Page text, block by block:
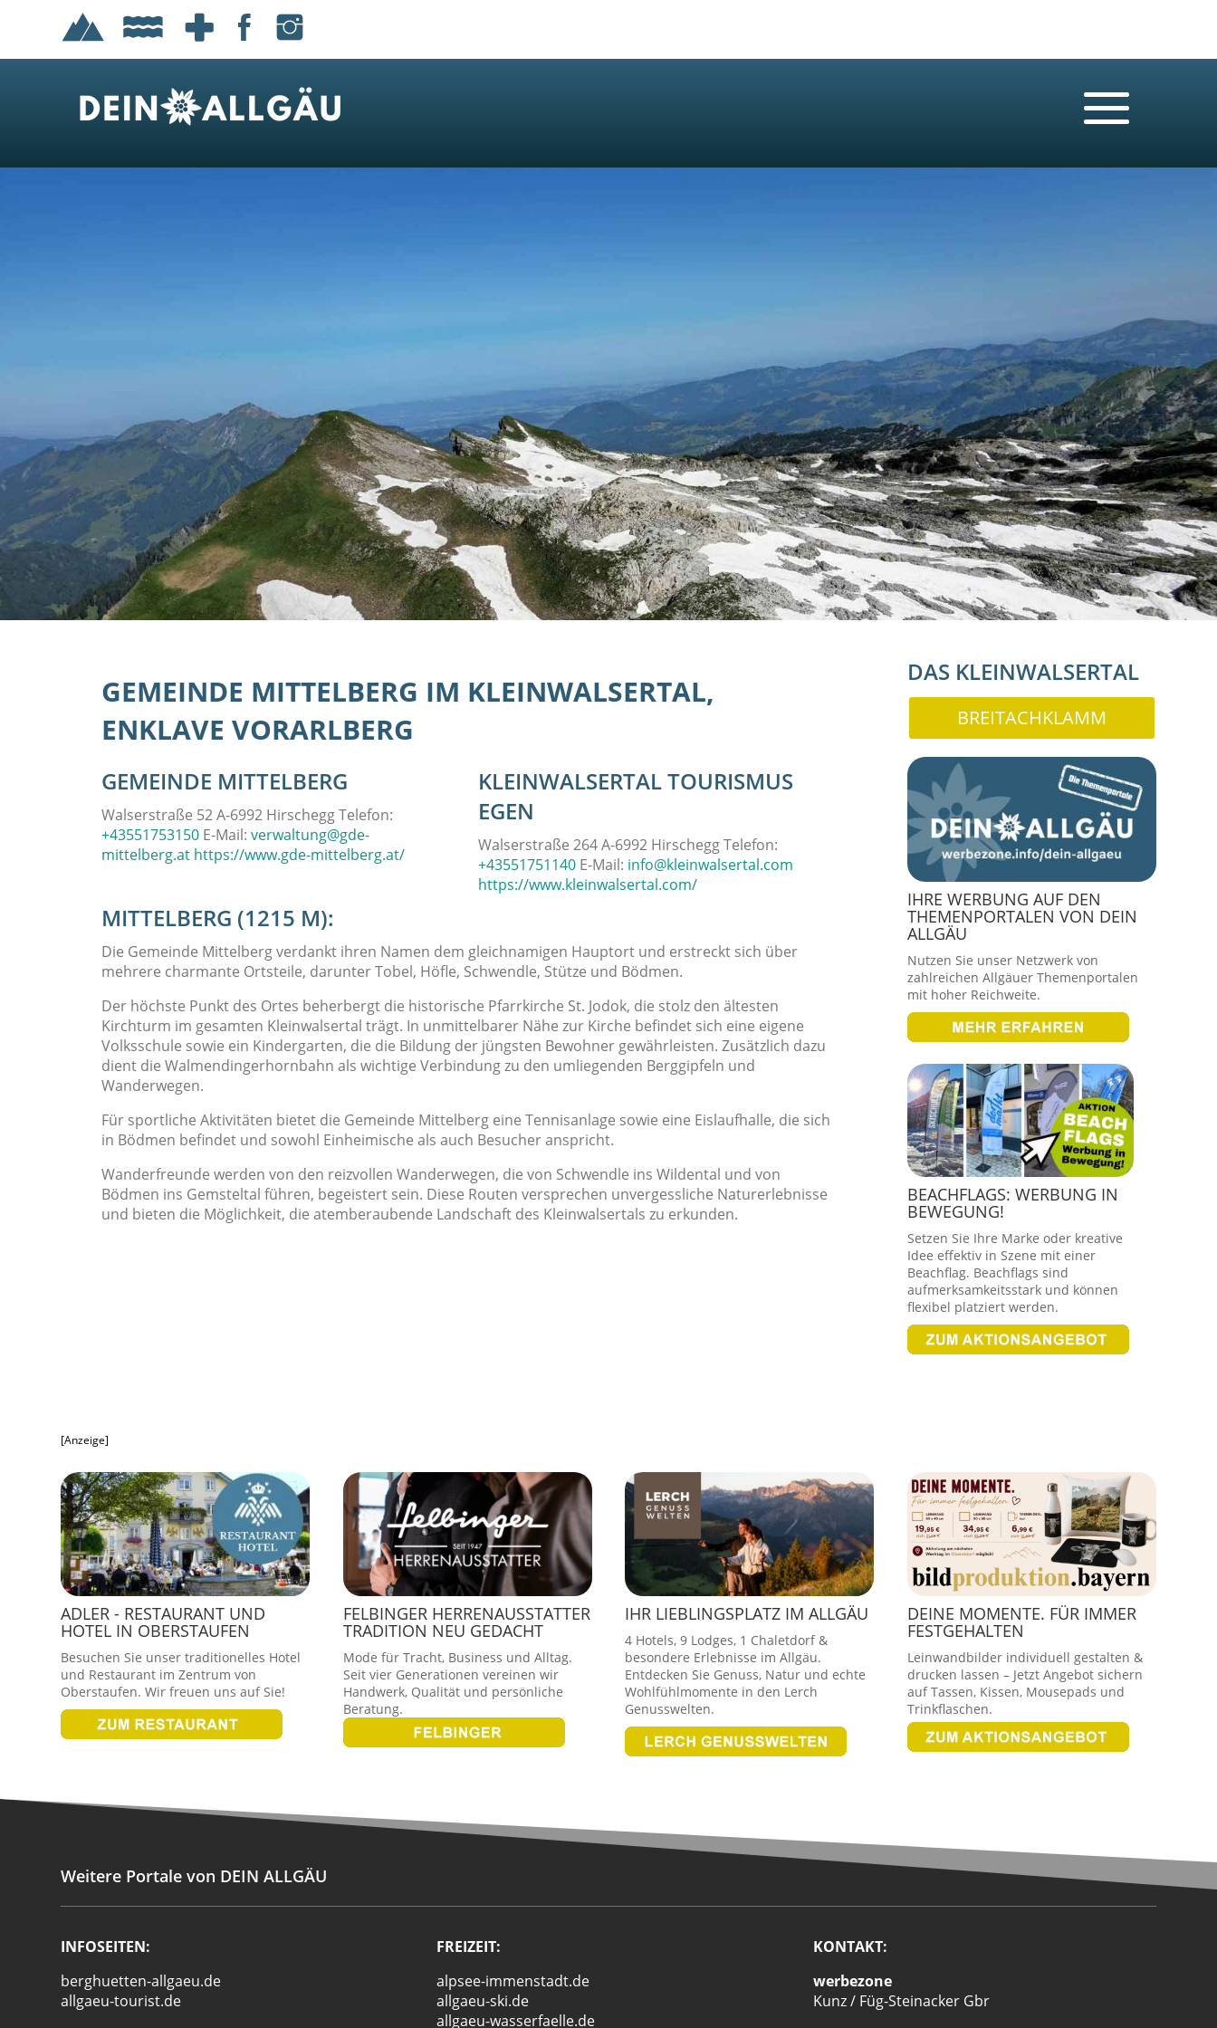
GEMEINDE MITTELBERG IM KLEINWALSERTAL,
ENKLAVE VORARLBERG
GEMEINDE MITTELBERG
Walserstraße 52 A-6992 Hirschegg Telefon:
+43551753150 E-Mail:verwaltung@gde-
mittelberg.at https://www.gde-mittelberg.at/
KLEINWALSERTAL TOURISMUS
EGEN
Walserstraße 264 A-6992 Hirschegg Telefon:
+43551751140 E-Mail: info@kleinwalsertal.com
https://www.kleinwalsertal.com/
MITTELBERG (1215 M):
Die Gemeinde Mittelberg verdankt ihren Namen dem gleichnamigen Hauptort und erstreckt sich über
mehrere charmante Ortsteile, darunter Tobel, Höfle, Schwendle, Stütze und Bödmen.
Der höchste Punkt des Ortes beherbergt die historische Pfarrkirche St. Jodok, die stolz den ältesten
Kirchturm im gesamten Kleinwalsertal trägt. In unmittelbarer Nähe zur Kirche befindet sich eine eigene
Volksschule sowie ein Kindergarten, die die Bildung der jüngsten Bewohner gewährleisten. Zusätzlich dazu
dient die Walmendingerhornbahn als wichtige Verbindung zu den umliegenden Berggipfeln und
Wanderwegen.
Für sportliche Aktivitäten bietet die Gemeinde Mittelberg eine Tennisanlage sowie eine Eislaufhalle, die sich
in Bödmen befindet und sowohl Einheimische als auch Besucher anspricht.
Wanderfreunde werden von den reizvollen Wanderwegen, die von Schwendle ins Wildental und von
Bödmen ins Gemsteltal führen, begeistert sein. Diese Routen versprechen unvergessliche Naturerlebnisse
und bieten die Möglichkeit, die atemberaubende Landschaft des Kleinwalsertals zu erkunden.
DAS KLEINWALSERTAL
BREITACHKLAMM
IHRE WERBUNG AUF DEN
THEMENPORTALEN VON DEIN
ALLGÄU
Nutzen Sie unser Netzwerk von
zahlreichen Allgäuer Themenportalen
mit hoher Reichweite.
BEACHFLAGS: WERBUNG IN
BEWEGUNG!
Setzen Sie Ihre Marke oder kreative
Idee effektiv in Szene mit einer
Beachflag. Beachflags sind
aufmerksamkeitsstark und können
flexibel platziert werden.
[Anzeige]
ADLER - RESTAURANT UND
HOTEL IN OBERSTAUFEN
Besuchen Sie unser traditionelles Hotel
und Restaurant im Zentrum von
Oberstaufen. Wir freuen uns auf Sie!
FELBINGER HERRENAUSSTATTER
TRADITION NEU GEDACHT
Mode für Tracht, Business und Alltag.
Seit vier Generationen vereinen wir
Handwerk, Qualität und persönliche
Beratung.
IHR LIEBLINGSPLATZ IM ALLGÄU
4 Hotels, 9 Lodges, 1 Chaletdorf &
besondere Erlebnisse im Allgäu.
Entdecken Sie Genuss, Natur und echte
Wohlfühlmomente in den Lerch
Genusswelten.
DEINE MOMENTE. FÜR IMMER
FESTGEHALTEN
Leinwandbilder individuell gestalten &
drucken lassen – Jetzt Angebot sichern
auf Tassen, Kissen, Mousepads und
Trinkflaschen.
Weitere Portale von DEIN ALLGÄU
INFOSEITEN:
berghuetten-allgaeu.de
allgaeu-tourist.de
FREIZEIT:
alpsee-immenstadt.de
allgaeu-ski.de
allgaeu-wasserfaelle.de
KONTAKT:
werbezone
Kunz / Füg-Steinacker Gbr